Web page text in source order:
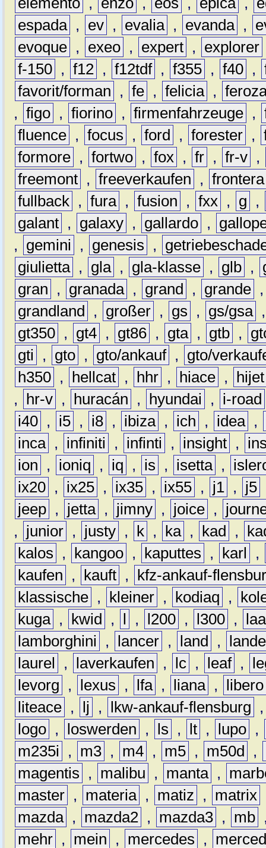
espada , ev , evalia , evanda ,
evoque , exeo , expert , explorer
f-150 , f12 , f12tdf , f355 , f40 ,
favorit/forman
, fe , felicia ,
, figo , fiorino , firmenfahrzeuge ,
fluence , focus , ford , forester ,
formore , fortwo , fox , fr , fr-v ,
freemont , freeverkaufen , frontera
fullback , fura , fusion , fxx , g
,
galant , galaxy , gallardo ,
,
gemini , genesis ,
giulietta , gla , gla-klasse , glb ,
gran
, granada , grand , grande
grandland
, großer , gs , gs/gsa
gt350 , gt4 , gt86 , gta , gtb ,
gti
, gto , gto/ankauf ,
gto/
h350 , hellcat , hhr , hiace ,
hijet
,
hr-v , huracán , hyundai ,
i-road
i40 , i5 , i8 , ibiza , ich , idea ,
inca , infiniti , infinti , insight ,
ion
, ioniq , iq , is , isetta ,
ix20 , ix25 , ix35 , ix55 , j1 , j5
jeep , jetta , jimny , joice ,
,
junior , justy , k , ka , kad ,
kalos
, kangoo , kaputtes , karl
,
kaufen
, kauft ,
kfz-ankauf-
klassische , kleiner , kodiaq ,
kuga , kwid , l , l200 , l300 ,
lamborghini
, lancer , land ,
laurel
, laverkaufen , lc , leaf ,
levorg
, lexus , lfa , liana ,
libero
liteace , lj , lkw-ankauf-flensburg
logo , loswerden , ls , lt , lupo ,
m235i
, m3 , m4 , m5 , m50d ,
magentis
, malibu , manta ,
master , materia , matiz , matrix
mazda , mazda2 , mazda3 , mb
mehr , mein , mercedes ,